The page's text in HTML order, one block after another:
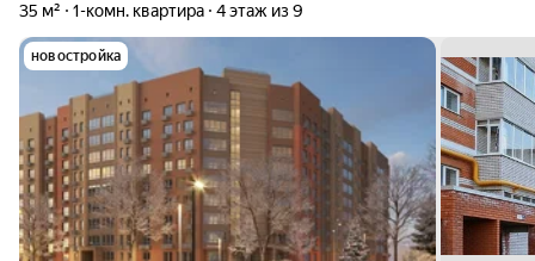
35 м² 1-комн. квартира 4 этаж из 9
новостройка